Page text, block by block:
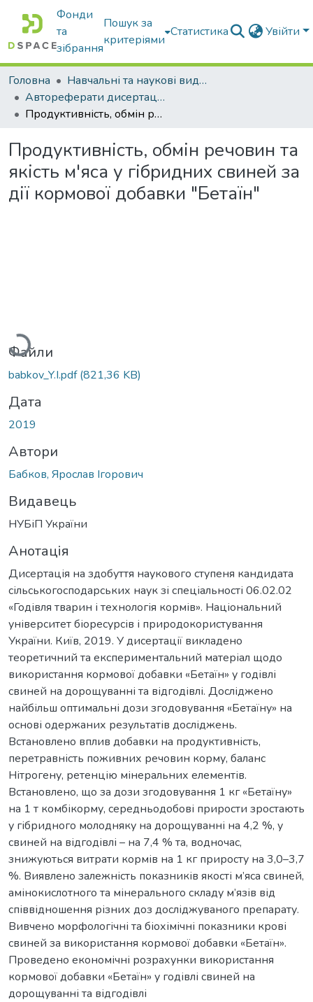
Фонди
та
зібрання
Пошук за
критеріями
Статистика Увійти
Головна
Навчальні та наукові видання
Автореферати дисертацій та дисертації
Продуктивність, обмін речовин та якість м'яса у гібридних свиней за дії кормової добавки "Бетаїн"
Продуктивність, обмін речовин та
якість м'яса у гібридних свиней за
дії кормової добавки "Бетаїн"
Вантажиться...
Файли
babkov_Y.I.pdf(821,36 KB)
Дата
2019
Автори
Бабков, Ярослав Ігорович
Видавець
НУБіП України
Анотація
Дисертація на здобуття наукового ступеня кандидата
сільськогосподарських наук зі спеціальності 06.02.02
«Годівля тварин і технологія кормів». Національний
університет біоресурсів і природокористування
України. Київ, 2019. У дисертації викладено
теоретичний та експериментальний матеріал щодо
використання кормової добавки «Бетаїн» у годівлі
свиней на дорощуванні та відгодівлі. Досліджено
найбільш оптимальні дози згодовування «Бетаїну» на
основі одержаних результатів досліджень.
Встановлено вплив добавки на продуктивність,
перетравність поживних речовин корму, баланс
Нітрогену, ретенцію мінеральних елементів.
Встановлено, що за дози згодовування 1 кг «Бетаїну»
на 1 т комбікорму, середньодобові прирости зростають
у гібридного молодняку на дорощуванні на 4,2 %, у
свиней на відгодівлі – на 7,4 % та, водночас,
знижуються витрати кормів на 1 кг приросту на 3,0–3,7
%. Виявлено залежність показників якості м’яса свиней,
амінокислотного та мінерального складу м’язів від
співвідношення різних доз досліджуваного препарату.
Вивчено морфологічні та біохімічні показники крові
свиней за використання кормової добавки «Бетаїн».
Проведено економічні розрахунки використання
кормової добавки «Бетаїн» у годівлі свиней на
дорощуванні та відгодівлі